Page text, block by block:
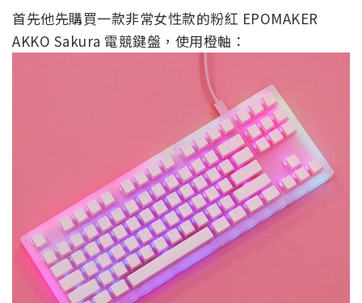
首先他先購買一款非常女性款的粉紅 EPOMAKER
AKKO Sakura 電競鍵盤，使用橙軸：